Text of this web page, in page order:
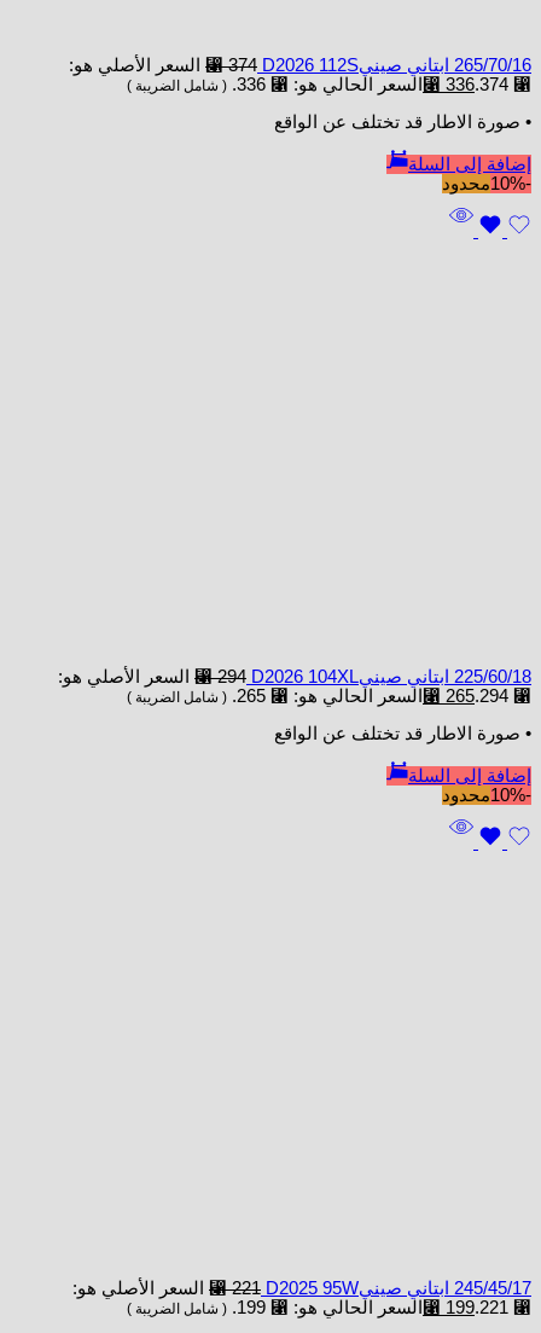
265/70/16 ابتاني صينيD2026 112S ⃁374
السعر الأصلي هو:
⃁ 374.
⃁ 336 السعر الحالي هو: ⃁ 336. ( شامل الضريبة )
• صورة الاطار قد تختلف عن الواقع
إضافة إلى السلة
-10%
محدود
225/60/18 ابتاني صينيD2026 104XL ⃁294
السعر الأصلي هو:
⃁ 294.
⃁ 265 السعر الحالي هو: ⃁ 265. ( شامل الضريبة )
• صورة الاطار قد تختلف عن الواقع
إضافة إلى السلة
-10%
محدود
245/45/17 ابتاني صينيD2025 95W ⃁221
السعر الأصلي هو:
⃁ 221.
⃁ 199 السعر الحالي هو: ⃁ 199. ( شامل الضريبة )